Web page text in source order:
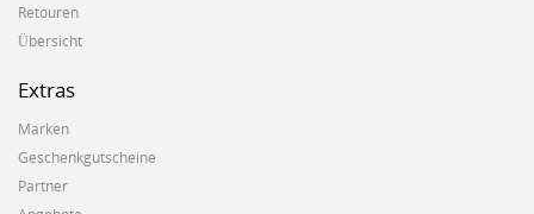
Retouren
Übersicht
Extras
Marken
Geschenkgutscheine
Partner